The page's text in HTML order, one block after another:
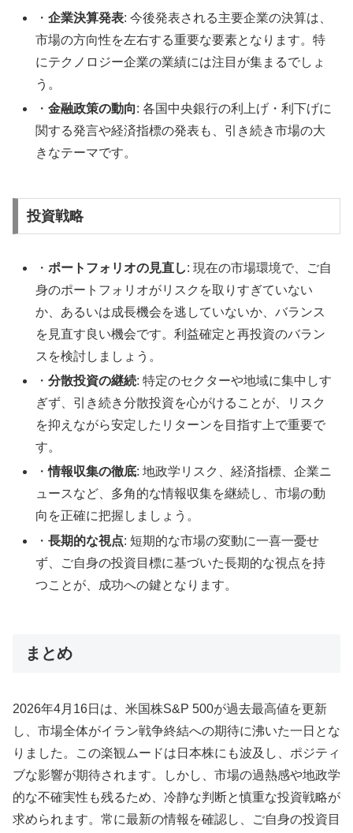
・企業決算発表: 今後発表される主要企業の決算は、
市場の方向性を左右する重要な要素となります。特
にテクノロジー企業の業績には注目が集まるでしょ
う。
・金融政策の動向: 各国中央銀行の利上げ・利下げに
関する発言や経済指標の発表も、引き続き市場の大
きなテーマです。
投資戦略
・ポートフォリオの見直し: 現在の市場環境で、ご自
身のポートフォリオがリスクを取りすぎていない
か、あるいは成長機会を逃していないか、バランス
を見直す良い機会です。利益確定と再投資のバラン
スを検討しましょう。
・分散投資の継続: 特定のセクターや地域に集中しす
ぎず、引き続き分散投資を心がけることが、リスク
を抑えながら安定したリターンを目指す上で重要で
す。
・情報収集の徹底: 地政学リスク、経済指標、企業ニ
ュースなど、多角的な情報収集を継続し、市場の動
向を正確に把握しましょう。
・長期的な視点: 短期的な市場の変動に一喜一憂せ
ず、ご自身の投資目標に基づいた長期的な視点を持
つことが、成功への鍵となります。
まとめ
2026年4月16日は、米国株S&P 500が過去最高値を更新
し、市場全体がイラン戦争終結への期待に沸いた一日とな
りました。この楽観ムードは日本株にも波及し、ポジティ
ブな影響が期待されます。しかし、市場の過熱感や地政学
的な不確実性も残るため、冷静な判断と慎重な投資戦略が
求められます。常に最新の情報を確認し、ご自身の投資目